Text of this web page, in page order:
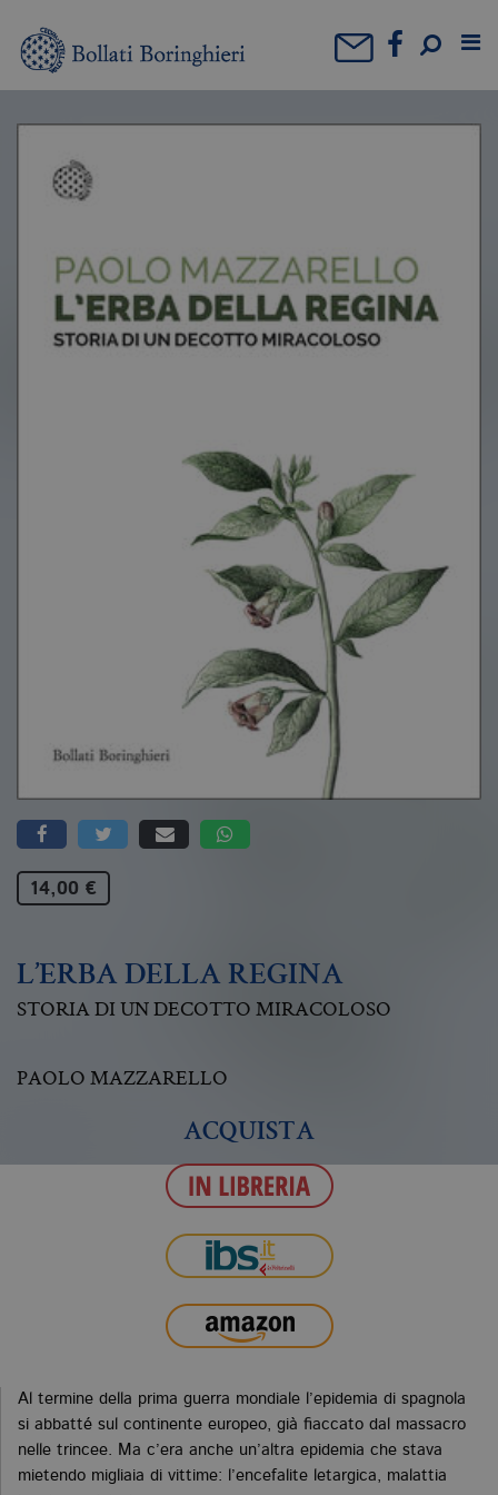
14,00 €
L’ERBA DELLA REGINA
STORIA DI UN DECOTTO MIRACOLOSO
PAOLO MAZZARELLO
ACQUISTA
Al termine della prima guerra mondiale l’epidemia di spagnola
si abbatté sul continente europeo, già fiaccato dal massacro
nelle trincee. Ma c’era anche un’altra epidemia che stava
mietendo migliaia di vittime: l’encefalite letargica, malattia